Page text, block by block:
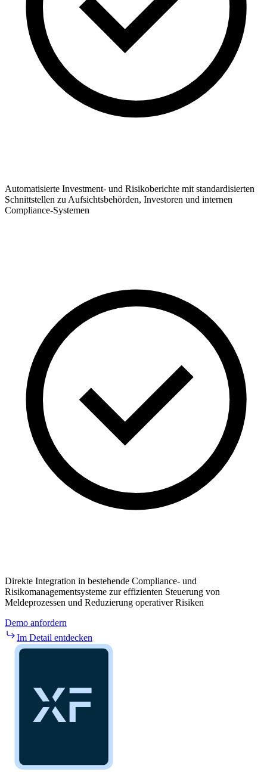
Automatisierte Investment- und Risikoberichte mit standardisierten
Schnittstellen zu Aufsichtsbehörden, Investoren und internen
Compliance-Systemen
Direkte Integration in bestehende Compliance- und
Risikomanagementsysteme zur effizienten Steuerung von
Meldeprozessen und Reduzierung operativer Risiken
Demo anfordern
Im Detail entdecken